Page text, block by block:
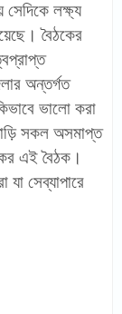
লক্ষ্য
বৈঠকের
অন্তর্গত
ভালো করা
সকল অসমাপ্ত
এই বৈঠক।
সেব্যাপারে